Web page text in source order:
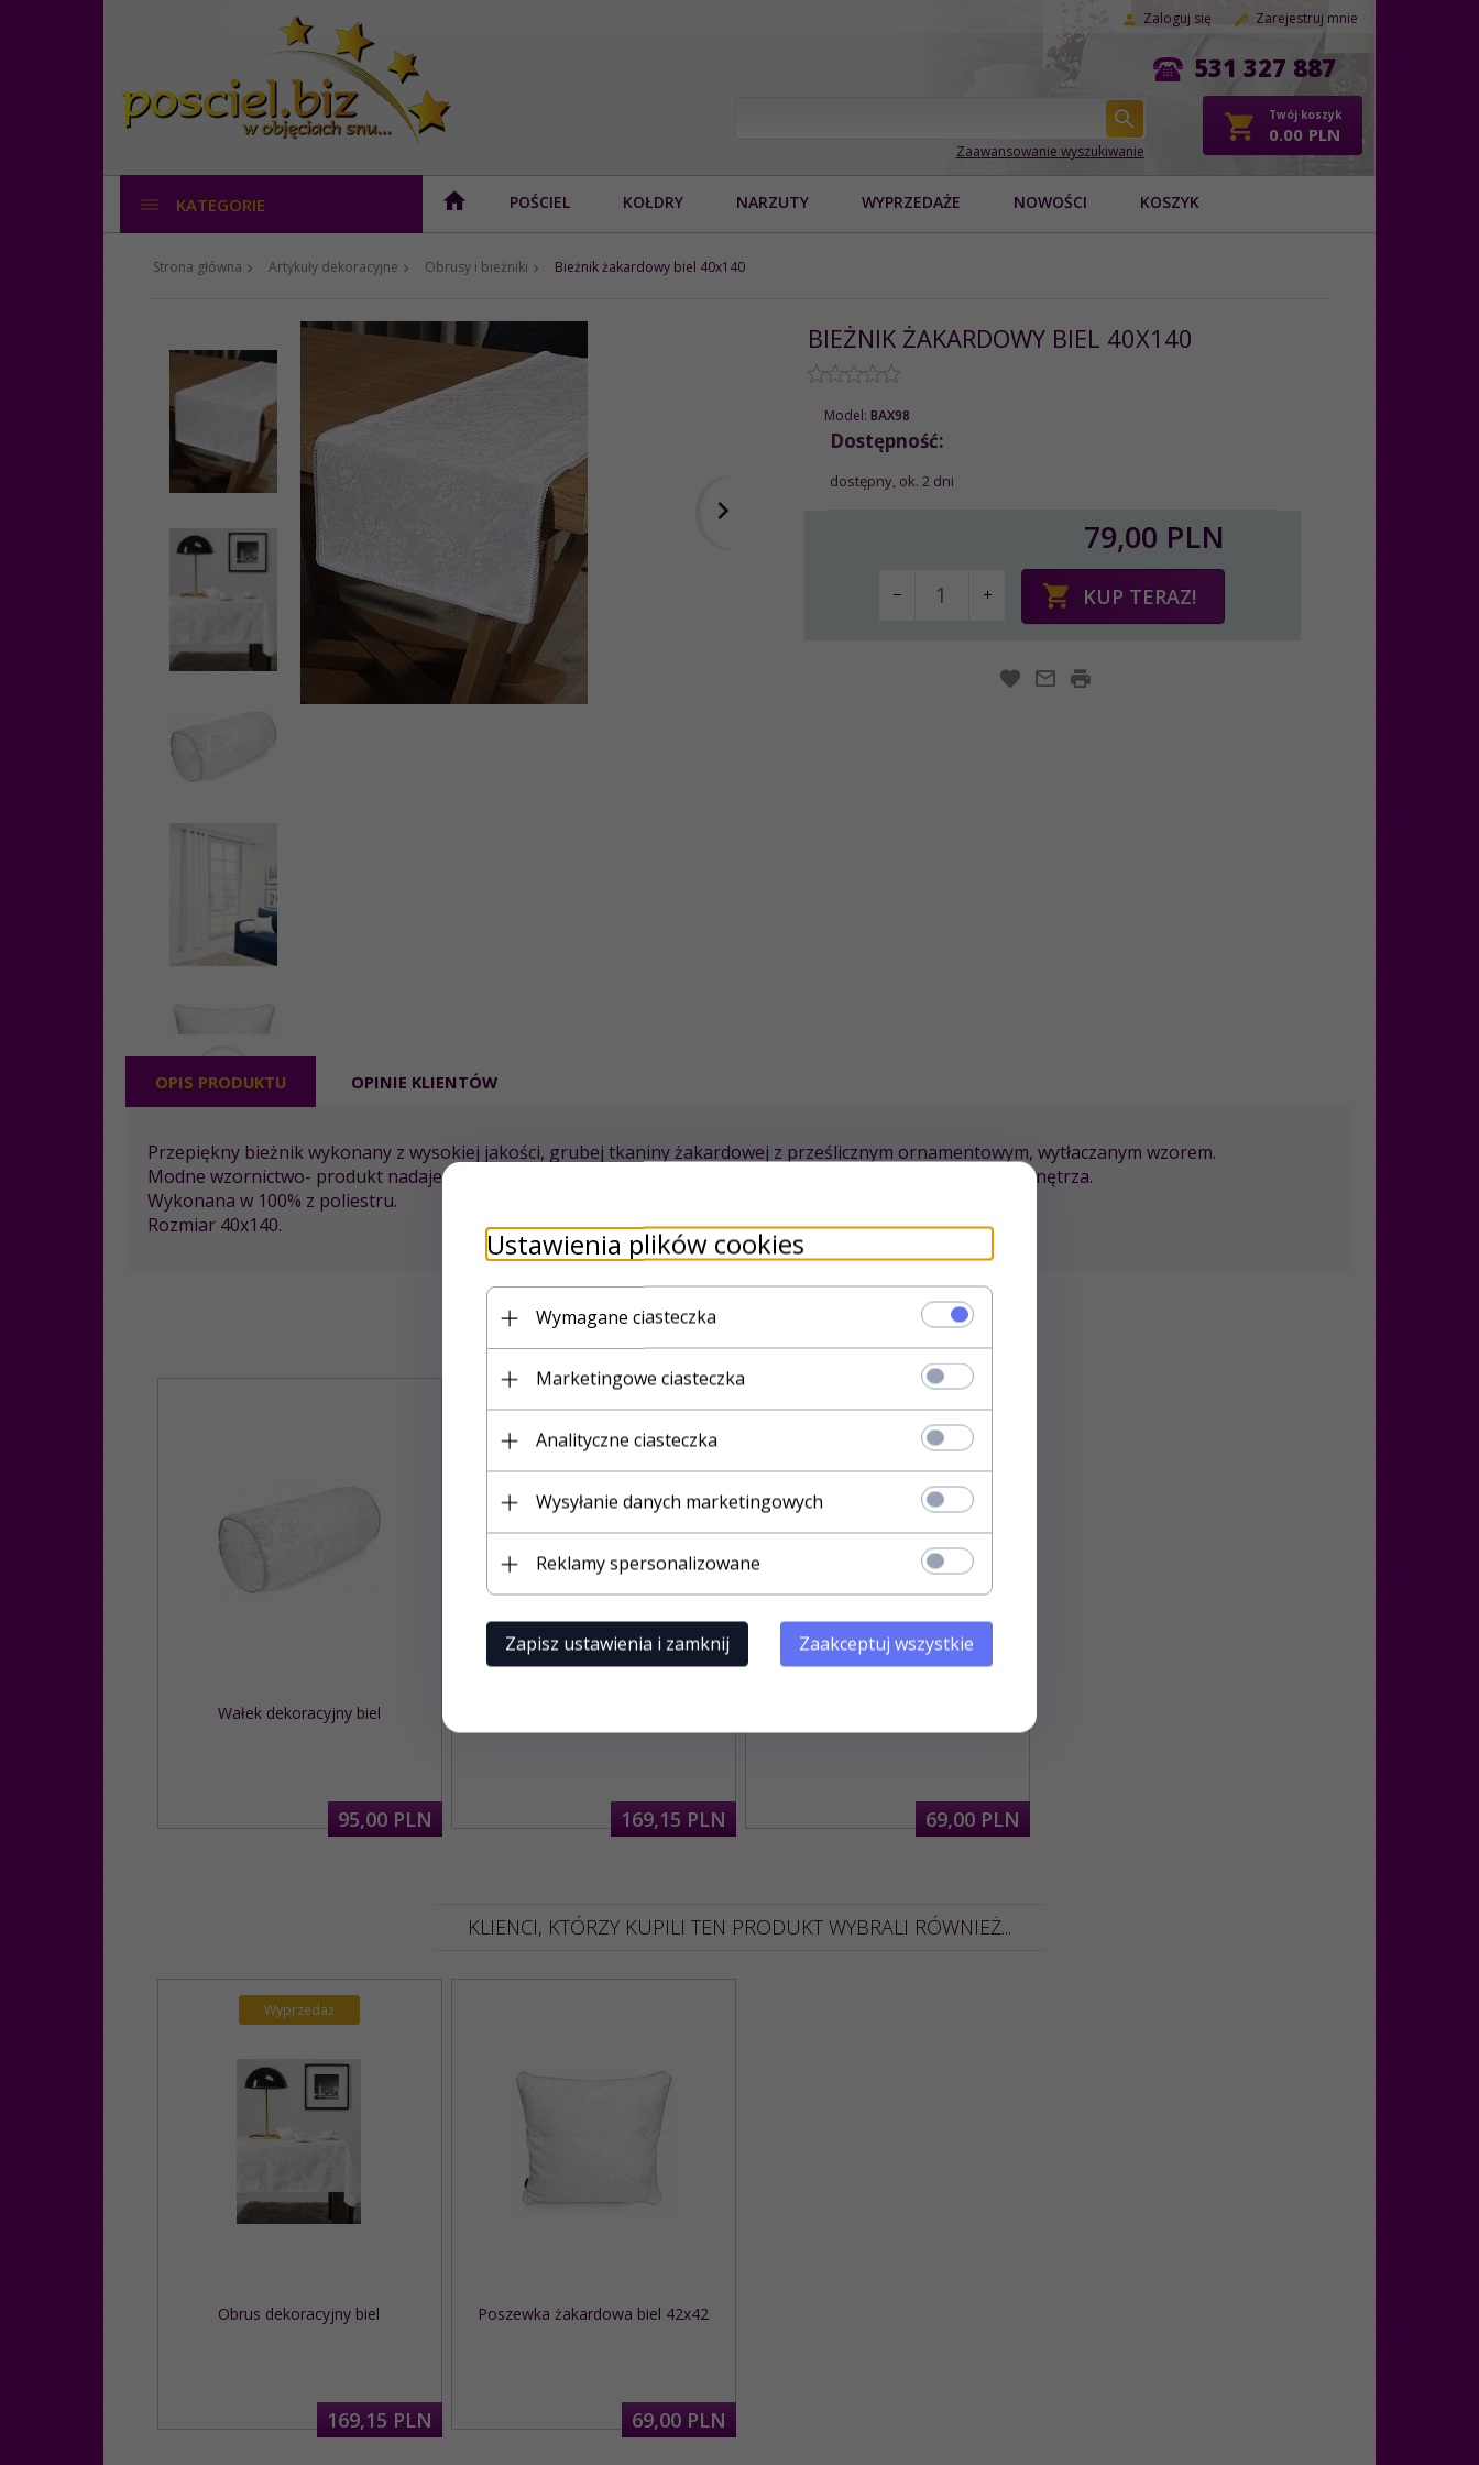
Zaloguj się Zarejestruj mnie
531 327 887
Zaawansowanie wyszukiwanie
Twój koszyk
0.00 PLN
KATEGORIE POŚCIEL KOŁDRY NARZUTY WYPRZEDAŻE NOWOŚCI KOSZYK
Strona główna Artykuły dekoracyjne Obrusy i bieżniki Bieżnik żakardowy biel 40x140
BIEŻNIK ŻAKARDOWY BIEL 40X140
Model: BAX98
Dostępność:
dostępny, ok. 2 dni
79,00 PLN
KUP TERAZ!
OPIS PRODUKTU OPINIE KLIENTÓW
Przepiękny bieżnik wykonany z wysokiej jakości, grubej tkaniny żakardowej z prześlicznym ornamentowym, wytłaczanym wzorem.
Modne wzornictwo- produkt nadaje się zarówno do salonu jak i sypialni
, podkreślając elegancki charakter wnętrza.
Wykonana w 100% z poliestru.
Rozmiar 40x140.
POLECAMY DO TEGO PRODUKTU
Wałek dekoracyjny biel
95,00 PLN
Wyprzedaż
169,15 PLN 69,00 PLN
KLIENCI, KTÓRZY KUPILI TEN PRODUKT WYBRALI RÓWNIEŻ...
Wyprzedaż
Obrus dekoracyjny biel
169,15 PLN
Poszewka żakardowa biel 42x42
69,00 PLN
Ustawienia plików cookies
Wymagane ciasteczka
Marketingowe ciasteczka
Analityczne ciasteczka
Wysyłanie danych marketingowych
Reklamy spersonalizowane
Zapisz ustawienia i zamknij Zaakceptuj wszystkie